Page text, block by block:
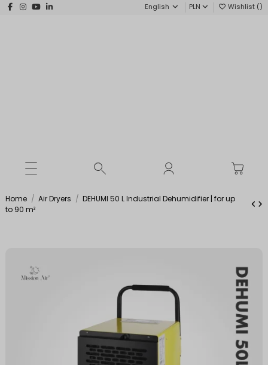
English PLN Wishlist ()
Home Air Dryers
DEHUMI 50 L Industrial Dehumidifier | for up
to 90 m²